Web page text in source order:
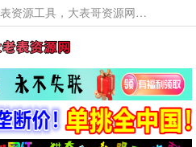
本网站提供资源工具下载，大老表资源工具，大表哥资源网软件工具，大老表资源下载，活动线报福利资源分享,活动线报，大型网游经典游戏，网络热门技术游戏辅助交流与分享。